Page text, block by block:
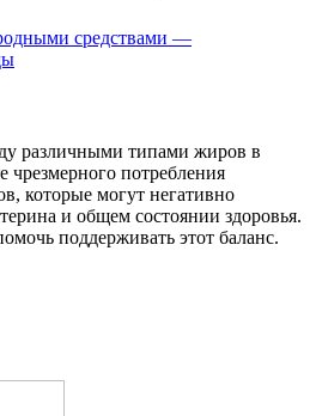
средствами —
различными типами жиров в
чрезмерного потребления
которые могут негативно
и общем состоянии здоровья.
поддерживать этот баланс.